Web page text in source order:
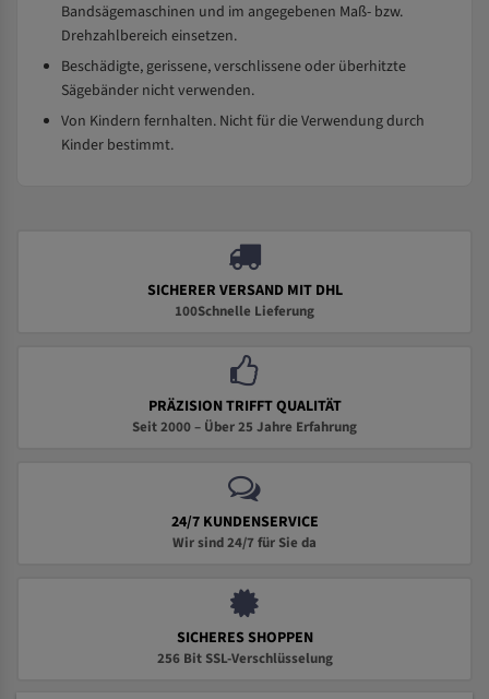
Bandsägemaschinen und im angegebenen Maß- bzw.
Drehzahlbereich einsetzen.
Beschädigte, gerissene, verschlissene oder überhitzte
Sägebänder nicht verwenden.
Von Kindern fernhalten. Nicht für die Verwendung durch
Kinder bestimmt.
SICHERER VERSAND MIT DHL
100Schnelle Lieferung
PRÄZISION TRIFFT QUALITÄT
Seit 2000 – Über 25 Jahre Erfahrung
24/7 KUNDENSERVICE
Wir sind 24/7 für Sie da
SICHERES SHOPPEN
256 Bit SSL-Verschlüsselung